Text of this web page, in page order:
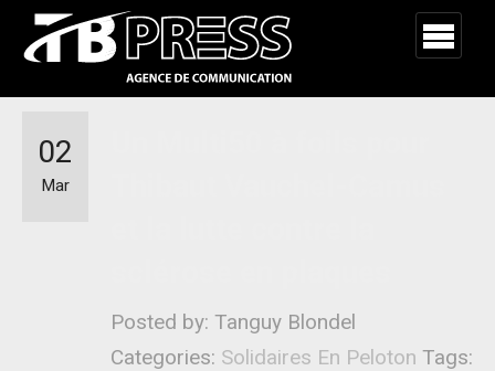
Posted by: Tanguy Blondel
Categories: Solidaires En Peloton Tags:
02
Mar